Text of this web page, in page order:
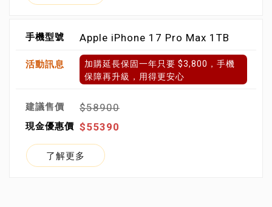
Apple iPhone 17 Pro Max 1TB
加購延長保固一年只要 $3,800，手機
保障再升級，用得更安心
$58900
$55390
了解更多